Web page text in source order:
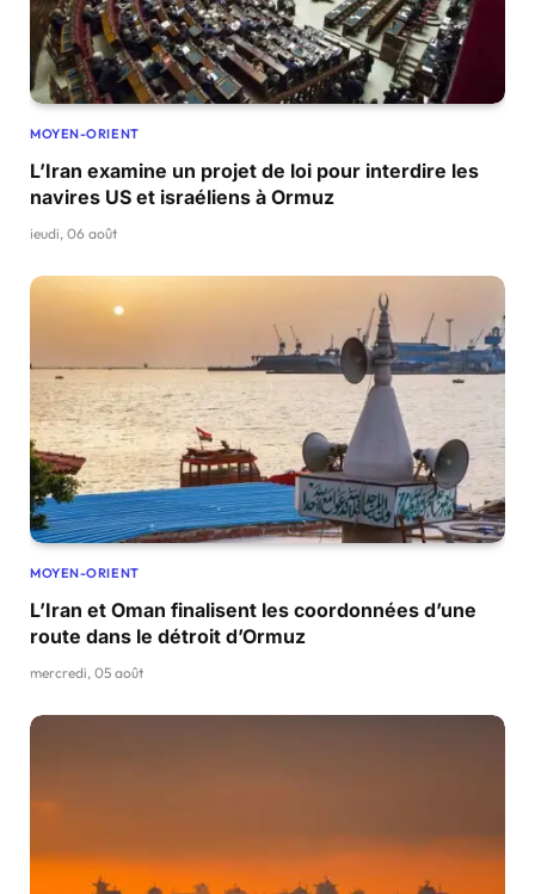
MOYEN-ORIENT
L’Iran examine un projet de loi pour interdire les
navires US et israéliens à Ormuz
jeudi, 06 août
MOYEN-ORIENT
L’Iran et Oman finalisent les coordonnées d’une
route dans le détroit d’Ormuz
mercredi, 05 août